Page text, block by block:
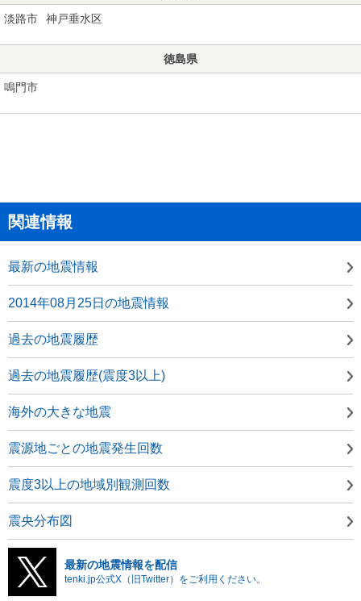
淡路市 神戸垂水区
徳島県
鳴門市
関連情報
最新の地震情報
2014年08月25日の地震情報
過去の地震履歴
過去の地震履歴(震度3以上)
海外の大きな地震
震源地ごとの地震発生回数
震度3以上の地域別観測回数
震央分布図
最新の地震情報を配信
tenki.jp公式X（旧Twitter）をご利用ください。